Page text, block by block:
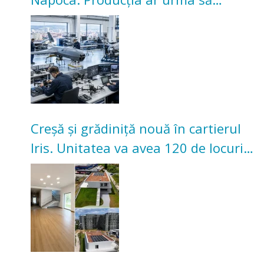
înceapă în toamna acestui an
Creșă și grădiniță nouă în cartierul
Iris. Unitatea va avea 120 de locuri
pentru copii